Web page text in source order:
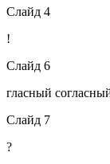
Слайд 4
!
Слайд 6
гласный
Слайд 7
?